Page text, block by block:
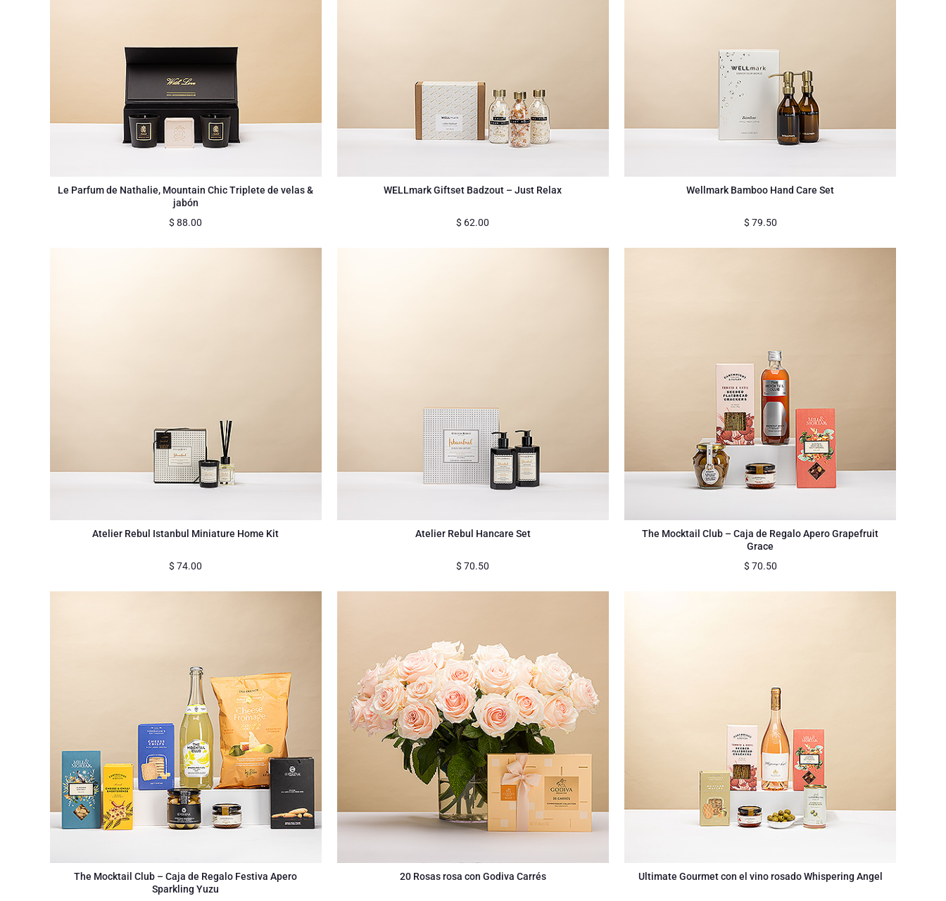
Le Parfum de Nathalie, Mountain Chic Triplete de velas &
jabón
$ 88.00
WELLmark Giftset Badzout – Just Relax
$ 62.00
Wellmark Bamboo Hand Care Set
$ 79.50
Atelier Rebul Istanbul Miniature Home Kit
$ 74.00
Atelier Rebul Hancare Set
$ 70.50
The Mocktail Club – Caja de Regalo Apero Grapefruit
Grace
$ 70.50
The Mocktail Club – Caja de Regalo Festiva Apero
Sparkling Yuzu
20 Rosas rosa con Godiva Carrés Ultimate Gourmet con el vino rosado Whispering Angel